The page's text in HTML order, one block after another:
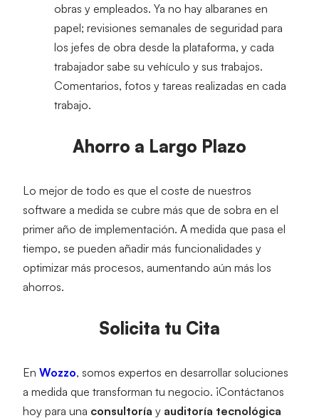
obras y empleados. Ya no hay albaranes en
papel; revisiones semanales de seguridad para
los jefes de obra desde la plataforma, y cada
trabajador sabe su vehículo y sus trabajos.
Comentarios, fotos y tareas realizadas en cada
trabajo.
Ahorro a Largo Plazo
Lo mejor de todo es que el coste de nuestros
software a medida se cubre más que de sobra en el
primer año de implementación. A medida que pasa el
tiempo, se pueden añadir más funcionalidades y
optimizar más procesos, aumentando aún más los
ahorros.
Solicita tu Cita
En Wozzo, somos expertos en desarrollar soluciones
a medida que transforman tu negocio. ¡Contáctanos
hoy para una consultoría y auditoría tecnológica